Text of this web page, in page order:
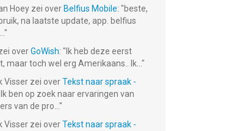
Hoey zei over Belfius Mobile: "beste,
na laatste update, app. belfius
"
overGoWish: " Ik heb deze eerst
maar toch wel erg Amerikaans.. Ik... "
Visser zei overTekst naar spraak -
Ik ben op zoek naar ervaringen van
van de pro... "
Visser zei overTekst naar spraak -